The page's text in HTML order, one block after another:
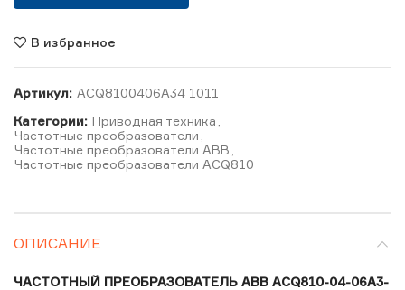
В избранное
Артикул: ACQ8100406A34 1011
Категории: Приводная техника
Частотные преобразователи
Частотные преобразователи ABB
Частотные преобразователи ACQ810
ОПИСАНИЕ
ЧАСТОТНЫЙ ПРЕОБРАЗОВАТЕЛЬ ABB ACQ810-04-06A3-